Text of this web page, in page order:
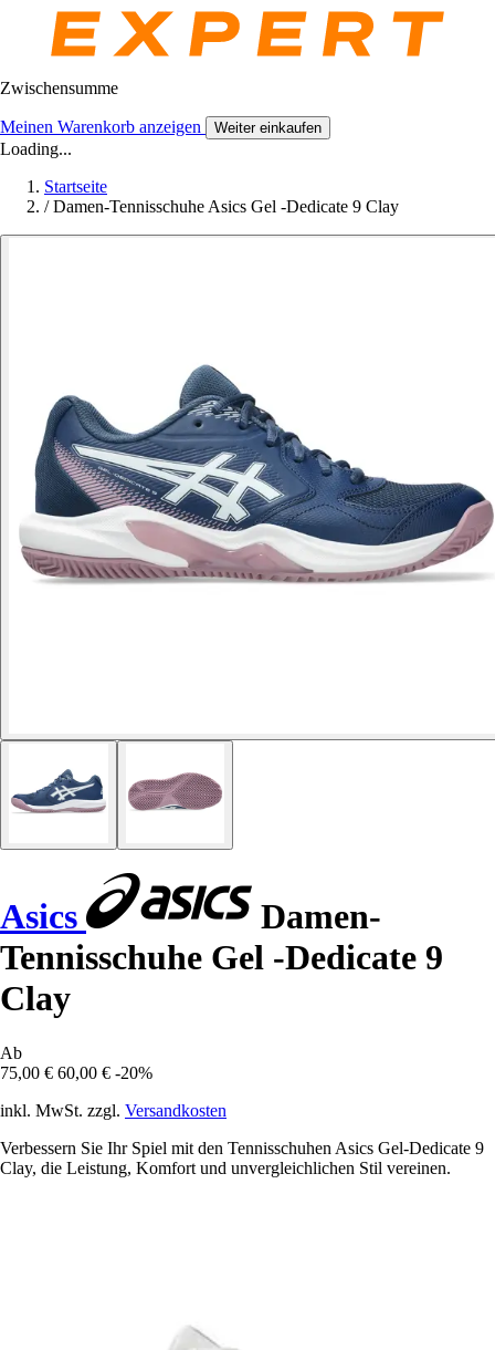
Zwischensumme
Meinen Warenkorb anzeigen Weiter einkaufen
Loading...
Startseite
/ Damen-Tennisschuhe Asics Gel -Dedicate 9 Clay
Asics
Damen-
Tennisschuhe Gel -Dedicate 9
Clay
Ab
75,00 € 60,00 € -20%
inkl. MwSt. zzgl. Versandkosten
Verbessern Sie Ihr Spiel mit den Tennisschuhen Asics Gel-Dedicate 9
Clay, die Leistung, Komfort und unvergleichlichen Stil vereinen.